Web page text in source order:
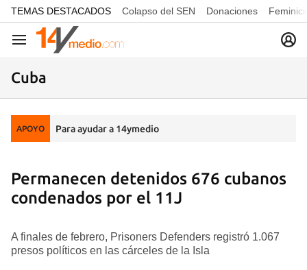
common.go-to-content
TEMAS DESTACADOS Colapso del SEN Donaciones
Navegación
Cuba
APOYO Para ayudar a 14ymedio
Permanecen detenidos 676 cubanos
condenados por el 11J
A finales de febrero, Prisoners Defenders registró 1.067
presos políticos en las cárceles de la Isla